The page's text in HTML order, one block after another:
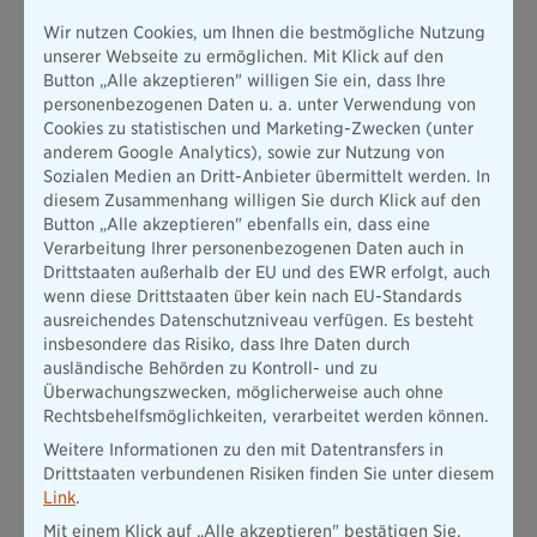
ganz ohne weitere Kosten kommen Sie auch hier nicht aus. Um
Ihr E-Auto mit Starkstrom füttern zu können, brauchen Sie
nämlich mindestens...
Mobile Ladestation
Ähnlich wie ein ICCB-Kabel sichert die Sie gegen
Fehlerströme ab. Dabei macht die Ladestation den
Ladevorgang nicht nur sicherer, sondern auch schneller.
Doch leider auch teuer. Denn eine mobile Ladestation
kostet in der Regel rund 1000 Euro. Und damit mehr als die
durchschnittliche Wallbox.
Adapter für die Starkstromsteckdose
Ein spezieller Adapter ist in den meisten Fällen beim Kauf
einer mobilen Ladestation inbegriffen. Aber leider nicht
immer. Er ist aber auf jeden Fall notwendig, damit alles
zusammenpasst.
Aufgrund des hohen Preises lohnt sich diese Ladeinfrastruktur
vor allem für Sie,
wenn Sie mit Ihrem E-Auto viel herumreisen
Denn so können Sie Ihr Fahrzeug auch auf
oder an anderen Starkstromanschlüssen laden.
Wir nutzen Cookies, um Ihnen die bestmögliche Nutzung
unserer Webseite zu ermöglichen. Mit Klick auf den
Button „Alle akzeptieren" willigen Sie ein, dass Ihre
personenbezogenen Daten u. a. unter Verwendung von
Cookies zu statistischen und Marketing-Zwecken (unter
anderem Google Analytics), sowie zur Nutzung von
Sozialen Medien an Dritt-Anbieter übermittelt werden. In
diesem Zusammenhang willigen Sie durch Klick auf den
Button „Alle akzeptieren" ebenfalls ein, dass eine
Verarbeitung Ihrer personenbezogenen Daten auch in
Drittstaaten außerhalb der EU und des EWR erfolgt, auch
wenn diese Drittstaaten über kein nach EU-Standards
ausreichendes Datenschutzniveau verfügen. Es besteht
insbesondere das Risiko, dass Ihre Daten durch
ausländische Behörden zu Kontroll- und zu
Überwachungszwecken, möglicherweise auch ohne
Rechtsbehelfsmöglichkeiten, verarbeitet werden können.
Weitere Informationen zu den mit Datentransfers in
Drittstaaten verbundenen Risiken finden Sie unter diesem
Link.
Mit einem Klick auf „Alle akzeptieren" bestätigen Sie,